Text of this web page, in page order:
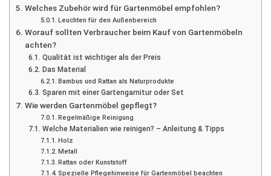
Welches Zubehör wird für Gartenmöbel empfohlen?
Leuchten für den Außenbereich
Worauf sollten Verbraucher beim Kauf von Gartenmöbeln
achten?
Qualität ist wichtiger als der Preis
Das Material
Bambus und Rattan als Naturprodukte
Sparen mit einer Gartengarnitur oder Set
Wie werden Gartenmöbel gepflegt?
Regelmäßige Reinigung
Welche Materialien wie reinigen? – Anleitung & Tipps
Holz
Metall
Rattan oder Kunststoff
Spezielle Pflegehinweise für Gartenmöbel beachten